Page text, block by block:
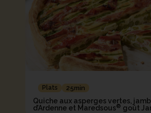
Plats 25min
Quiche aux asperges vertes,
d’Ardenne et Maredsous® goût